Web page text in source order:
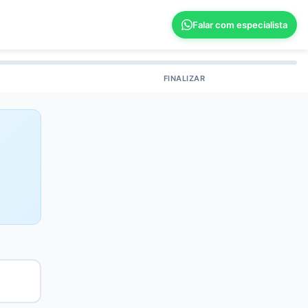
Falar com especialista
FINALIZAR